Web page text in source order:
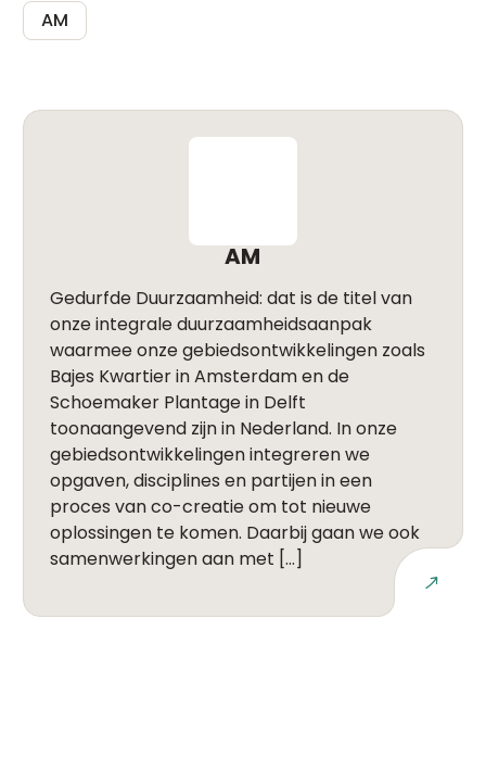
AM
AM
Gedurfde Duurzaamheid: dat is de titel van
onze integrale duurzaamheidsaanpak
waarmee onze gebiedsontwikkelingen zoals
Bajes Kwartier in Amsterdam en de
Schoemaker Plantage in Delft
toonaangevend zijn in Nederland. In onze
gebiedsontwikkelingen integreren we
opgaven, disciplines en partijen in een
proces van co-creatie om tot nieuwe
oplossingen te komen. Daarbij gaan we ook
samenwerkingen aan met […]
Lees meer